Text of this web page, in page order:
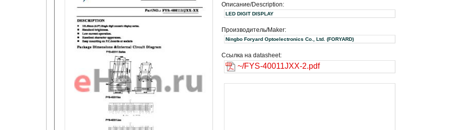
Описание/Description:
LED DIGIT DISPLAY
Производитель/Maker:
Ningbo Foryard Optoelectronics Co., Ltd. (FORYARD)
Ссылка на datasheet:
~/FYS-40011JXX-2.pdf